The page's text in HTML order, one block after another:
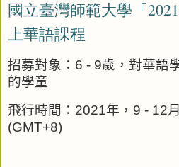
國立臺灣師範大學「
上華語課程
招募對象： 6 - 9歲，對華語
的學童
飛行時間： 2021年， 9 - 12
(GMT+8)